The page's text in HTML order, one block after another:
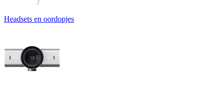
Headsets en oordopjes